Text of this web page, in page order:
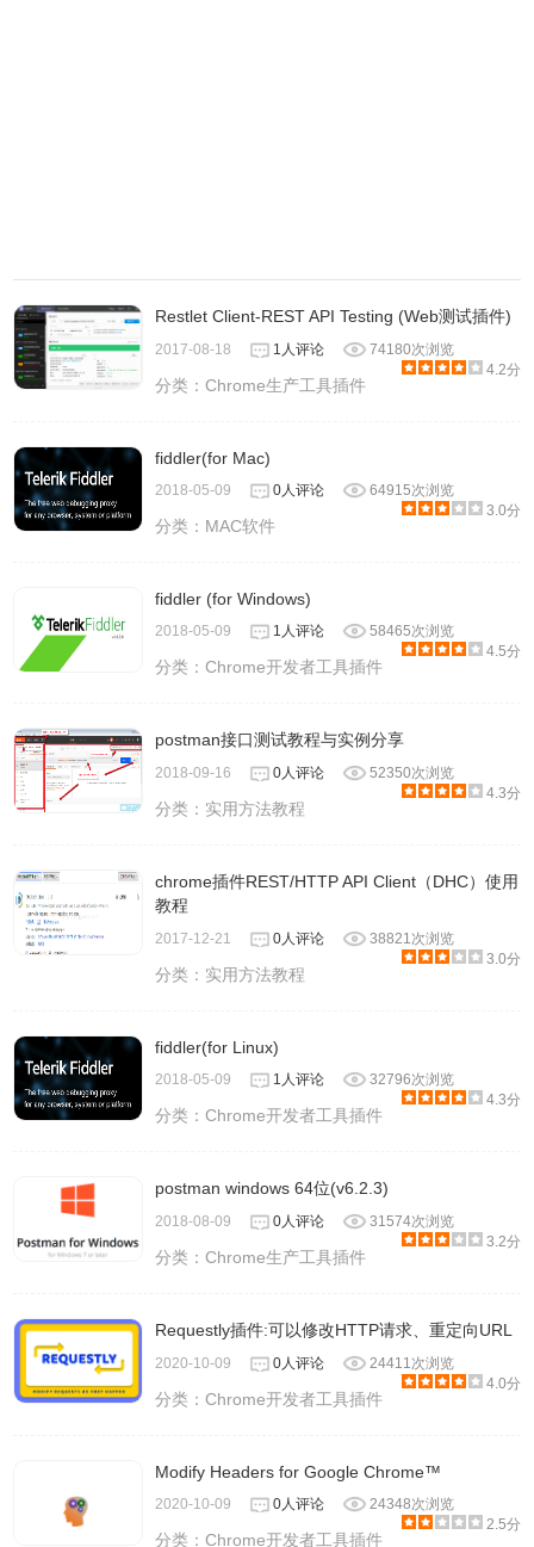
Restlet Client-REST API Testing (Web测试插件)
2017-08-18 1人评论
74180次浏览
4.2分
分类：Chrome生产工具插件
fiddler(for Mac)
2018-05-09 0人评论
64915次浏览
3.0分
分类： MAC软件
fiddler (for Windows)
2018-05-09 1人评论
58465次浏览
4.5分
分类：Chrome开发者工具插件
postman接口测试教程与实例分享
2018-09-16 0人评论
52350次浏览
4.3分
分类： 实用方法教程
chrome插件REST/HTTP API Client（DHC）使用
教程
2017-12-21 0人评论
38821次浏览
3.0分
分类： 实用方法教程
fiddler(for Linux)
2018-05-09 1人评论
32796次浏览
4.3分
分类：Chrome开发者工具插件
postman windows 64位(v6.2.3)
2018-08-09 0人评论
31574次浏览
3.2分
分类：Chrome生产工具插件
Requestly插件:可以修改HTTP请求、重定向URL
2020-10-09 0人评论
24411次浏览
4.0分
分类：Chrome开发者工具插件
Modify Headers for Google Chrome™
2020-10-09 0人评论
24348次浏览
2.5分
分类：Chrome开发者工具插件